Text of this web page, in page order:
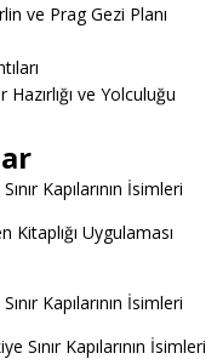
ve Prag Gezi Planı
ve Yolculuğu
Kapılarının İsimleri
Kitaplığı Uygulaması
Kapılarının İsimleri
Sınır Kapılarının İsimleri